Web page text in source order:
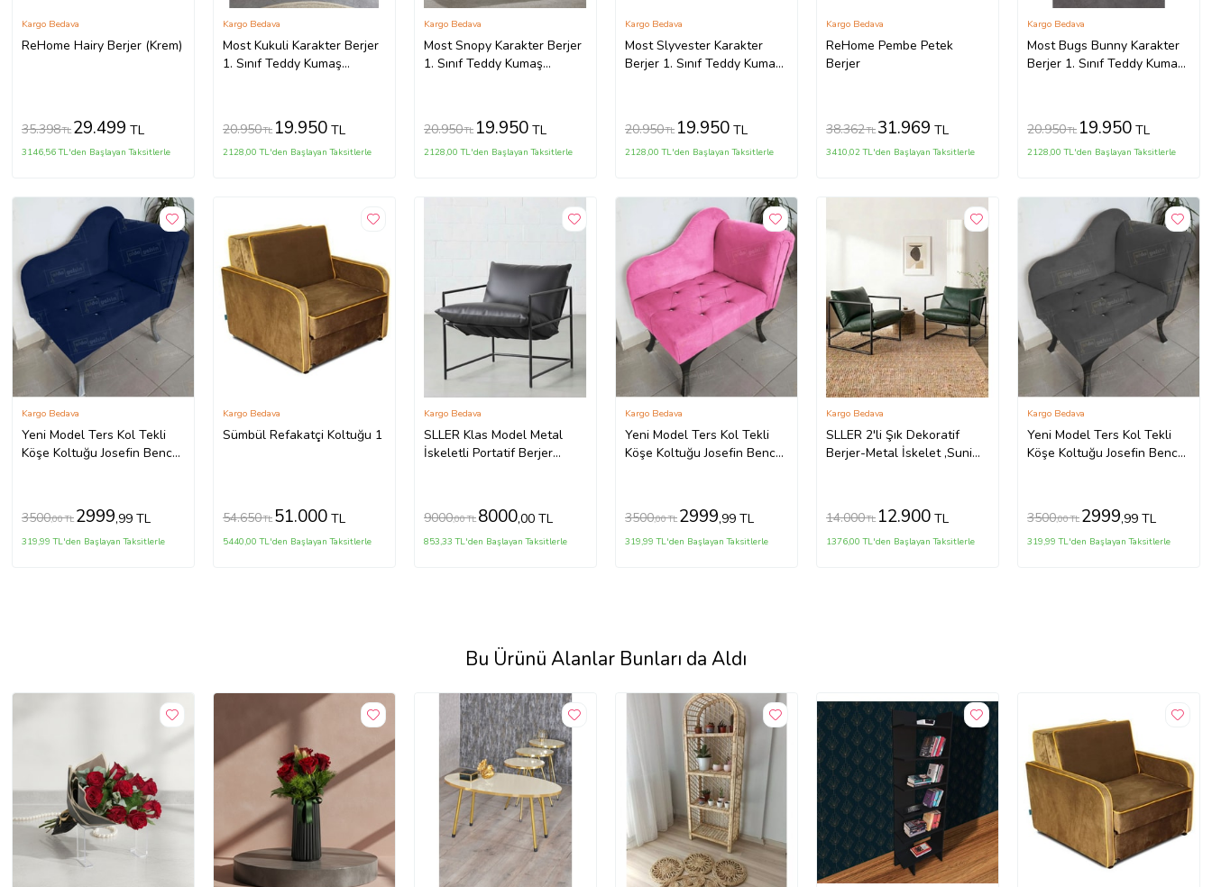
ReHome Hairy Berjer (Krem)
Kargo Bedava
35.398TL 29.499 TL
3146,56 TL'den Başlayan Taksitlerle
Most Kukuli Karakter Berjer
1. Sınıf Teddy Kumaş
Kargo Bedava
20.950TL 19.950TL
2128,00 TL'den Başlayan Taksitlerle
Most Snopy Karakter Berjer
1. Sınıf Teddy Kumaş
Kargo Bedava
20.950TL 19.950TL
2128,00 TL'den Başlayan Taksitlerle
Most Slyvester Karakter
Berjer 1. Sınıf Teddy Kumaş
Kargo Bedava
20.950TL 19.950 TL
2128,00 TL'den Başlayan Taksitlerle
ReHome Pembe Petek
Berjer
Kargo Bedava
38.362TL 31.969 TL
3410,02 TL'den Başlayan Taksitlerle
Most Bugs Bunny Karakter
Berjer 1. Sınıf Teddy Kumaş
Kargo Bedava
20.950TL 19.950 TL
2128,00 TL'den Başlayan Taksitlerle
Yeni Model Ters Kol Tekli
Köşe Koltuğu Josefin Bench
Kargo Bedava
3500,00 TL 2999,99 TL
319,99 TL'den Başlayan Taksitlerle
Sümbül Refakatçi Koltuğu 1
Kargo Bedava
54.650TL 51.000TL
5440,00 TL'den Başlayan Taksitlerle
SLLER Klas Model Metal
İskeletli Portatif Berjer
Kargo Bedava
9000,00 TL 8000,00 TL
853,33 TL'den Başlayan Taksitlerle
Yeni Model Ters Kol Tekli
Köşe Koltuğu Josefin Bench
Kargo Bedava
3500,00 TL 2999,99 TL
319,99 TL'den Başlayan Taksitlerle
SLLER 2'li Şık Dekoratif
Berjer-Metal İskelet ,Suni
Kargo Bedava
14.000TL 12.900 TL
1376,00 TL'den Başlayan Taksitlerle
Yeni Model Ters Kol Tekli
Köşe Koltuğu Josefin Bench
Kargo Bedava
3500,00 TL 2999,99 TL
319,99 TL'den Başlayan Taksitlerle
Bu Ürünü Alanlar Bunları da Aldı